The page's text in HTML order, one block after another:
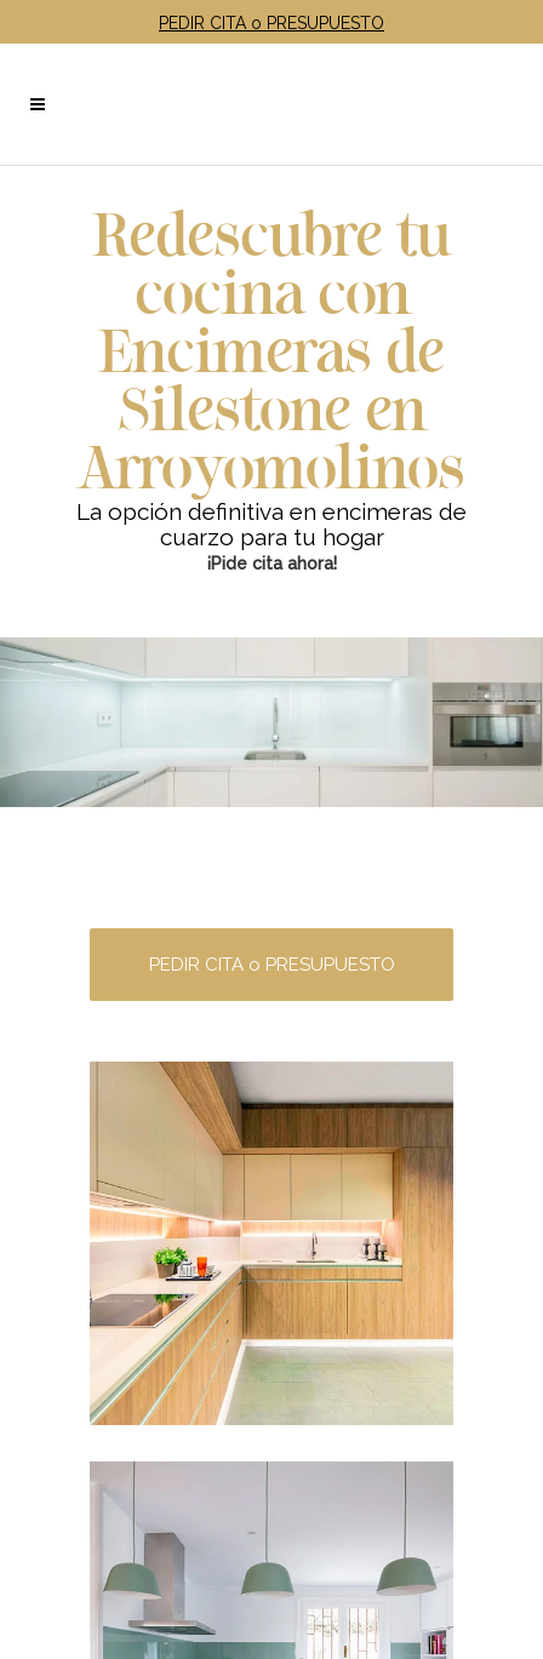
PEDIR CITA o PRESUPUESTO
Redescubre tu
cocina con
Encimeras de
Silestone en
Arroyomolinos
La opción definitiva en encimeras de
cuarzo para tu hogar
¡Pide cita ahora!
PEDIR CITA o PRESUPUESTO